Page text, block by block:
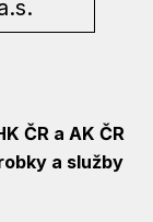
ČR a AK ČR
a služby